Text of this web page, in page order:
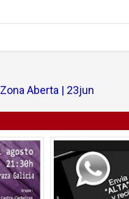
Aberta | 23jun